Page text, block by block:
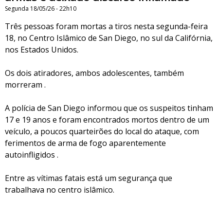
Segunda 18/05/26 - 22h10
Três pessoas foram mortas a tiros nesta segunda-feira
18, no Centro Islâmico de San Diego, no sul da Califórnia,
nos Estados Unidos.
Os dois atiradores, ambos adolescentes, também
morreram .
A polícia de San Diego informou que os suspeitos tinham
17 e 19 anos e foram encontrados mortos dentro de um
veículo, a poucos quarteirões do local do ataque, com
ferimentos de arma de fogo aparentemente
autoinfligidos .
Entre as vítimas fatais está um segurança que
trabalhava no centro islâmico.